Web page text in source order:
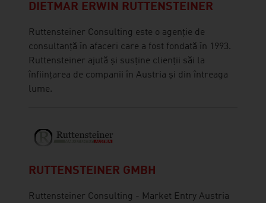
DIETMAR ERWIN RUTTENSTEINER
Ruttensteiner Consulting este o agenție de
consultanță în afaceri care a fost fondată în 1993.
Ruttensteiner ajută și susține clienții săi la
înființarea de companii în Austria și din întreaga
lume.
RUTTENSTEINER GMBH
Ruttensteiner Consulting - Market Entry Austria